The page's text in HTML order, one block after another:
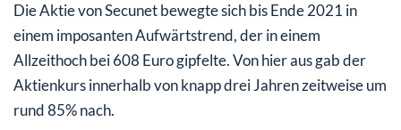
Die Aktie von Secunet bewegte sich bis Ende 2021 in
einem imposanten Aufwärtstrend, der in einem
Allzeithoch bei 608 Euro gipfelte. Von hier aus gab der
Aktienkurs innerhalb von knapp drei Jahren zeitweise um
rund 85% nach.